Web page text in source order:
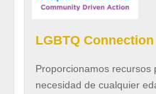
LGBTQ Connection
Proporcionamos recursos
necesidad de cualquier